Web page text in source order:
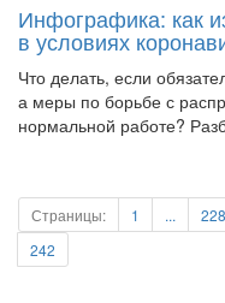
Инфографика: как
в условиях
Что делать, если
а меры по борьбе с
нормальной работе?
Страницы: 1 ... 228
242